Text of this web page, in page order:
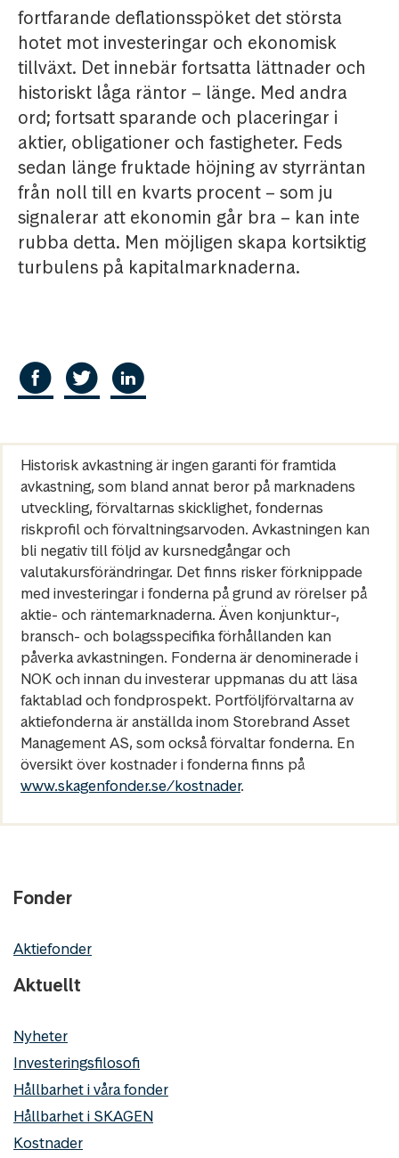
fortfarande deflationsspöket det största
hotet mot investeringar och ekonomisk
tillväxt. Det innebär fortsatta lättnader och
historiskt låga räntor – länge. Med andra
ord; fortsatt sparande och placeringar i
aktier, obligationer och fastigheter. Feds
sedan länge fruktade höjning av styrräntan
från noll till en kvarts procent – som ju
signalerar att ekonomin går bra – kan inte
rubba detta. Men möjligen skapa kortsiktig
turbulens på kapitalmarknaderna.
Historisk avkastning är ingen garanti för framtida
avkastning, som bland annat beror på marknadens
utveckling, förvaltarnas skicklighet, fondernas
riskprofil och förvaltningsarvoden. Avkastningen kan
bli negativ till följd av kursnedgångar och
valutakursförändringar. Det finns risker förknippade
med investeringar i fonderna på grund av rörelser på
aktie- och räntemarknaderna. Även konjunktur-,
bransch- och bolagsspecifika förhållanden kan
påverka avkastningen. Fonderna är denominerade i
NOK och innan du investerar uppmanas du att läsa
faktablad och fondprospekt. Portföljförvaltarna av
aktiefonderna är anställda inom Storebrand Asset
Management AS, som också förvaltar fonderna. En
översikt över kostnader i fonderna finns på
www.skagenfonder.se/kostnader.
Fonder
Aktiefonder
Aktuellt
Nyheter
Investeringsfilosofi
Hållbarhet i våra fonder
Hållbarhet i SKAGEN
Kostnader